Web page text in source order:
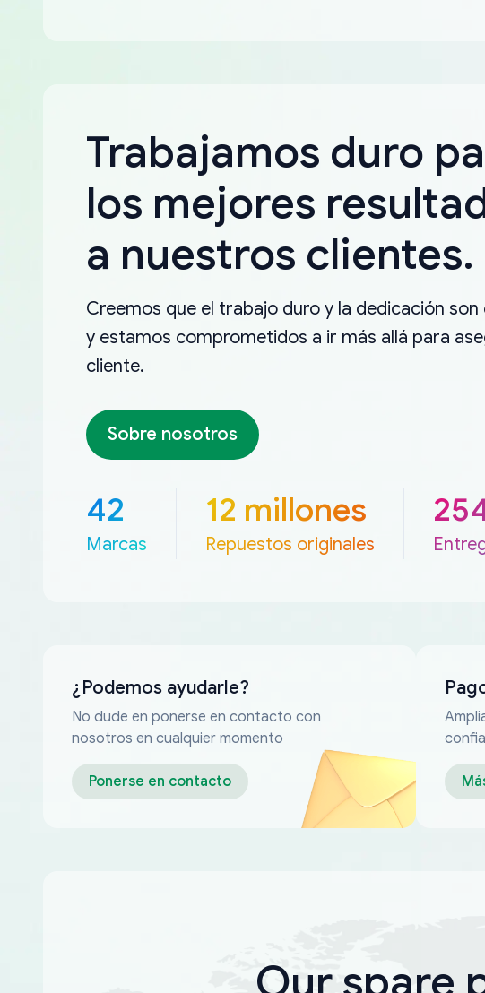
Trabajamos duro
los mejores
a nuestros clientes.
Creemos que el trabajo duro y la dedicación
y estamos comprometidos a ir más allá para
cliente.
Sobre nosotros
42
Marcas
12 millones
Repuestos originales
¿Podemos ayudarle?
No dude en ponerse en contacto con
nosotros en cualquier momento
Ponerse en contacto
Our spare